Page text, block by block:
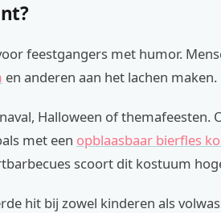
feestgangers met humor.
en anderen aan het lachen maken.
Halloween of themafeesten.
met een opblaasbaar bierfles
scoort dit kostuum
hit bij zowel kinderen als